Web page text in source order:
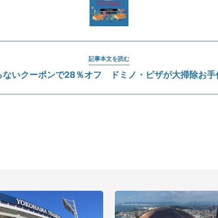
記事本文を読む
ないクーポンで28％オフ ドミノ・ピザが大掃除お手